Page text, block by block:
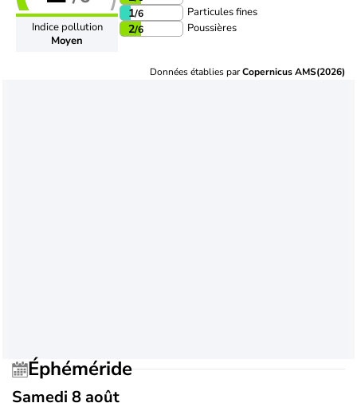
Indice pollution
Moyen
1/6 Particules fines
2/6 Poussières
Données établies parCopernicus AMS(2026)
Éphéméride
Samedi 8 août